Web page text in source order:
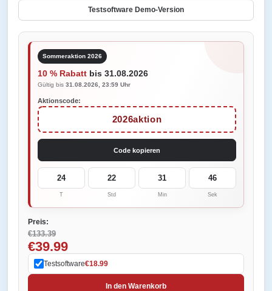
Testsoftware Demo-Version
Sommeraktion 2026
10 % Rabatt bis 31.08.2026
Gültig bis 31.08.2026, 23:59 Uhr
Aktionscode:
2026aktion
Code kopieren
24
T
22
Std
31
Min
46
Sek
Preis:
€133.39
€39.99
Testsoftware€18.99
In den Warenkorb